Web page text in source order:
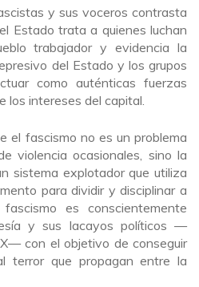
y sus voceros contrasta
Estado trata a quienes luchan
trabajador y evidencia la
del Estado y los grupos
como auténticas fuerzas
los intereses del capital.
el fascismo no es un problema
violencia ocasionales, sino la
sistema explotador que utiliza
para dividir y disciplinar a
es conscientemente
y sus lacayos políticos —
con el objetivo de conseguir
terror que propagan entre la